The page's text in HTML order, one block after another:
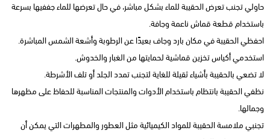
حاولي تجنب تعرض الحقيبة للماء بشكل مباشر، في حال تعرضها للماء جففيها بسرعة
باستخدام قطعة قماش ناعمة وجافة.
احفظي الحقيبة في مكان بارد وجاف بعيدًا عن الرطوبة وأشعة الشمس المباشرة.
استخدمي أكياس تخزين قماشية لحمايتها من الغبار والخدوش.
لا تضعي بالحقيبة بأشياء ثقيلة للغاية لتجنب تمدد الجلد أو تلف الأشرطة.
نظفي الحقيبة بانتظام باستخدام الأدوات والمنتجات المناسبة للحفاظ على مظهرها
وجمالها.
تجنبي ملامسة الحقيبة للمواد الكيميائية مثل العطور والمطهرات التي يمكن أن